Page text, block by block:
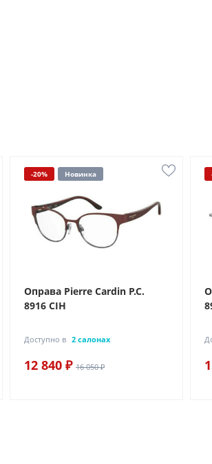
-20% Новинка
Оправа Pierre Cardin P.C.
8916 CIH
Доступно в 2 салонах
12 840 ₽ 16 050 ₽